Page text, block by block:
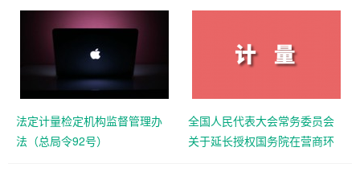
法定计量检定机构监督管理办
法（总局令92号）
全国人民代表大会常务委员会
关于延长授权国务院在营商环